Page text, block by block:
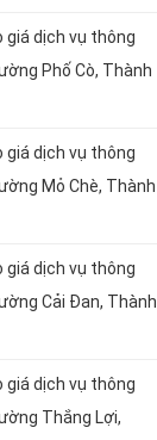
giá dịch vụ thông
Phố Cò, Thành
giá dịch vụ thông
Mỏ Chè, Thành
giá dịch vụ thông
Cải Đan, Thành
giá dịch vụ thông
Thắng Lợi,